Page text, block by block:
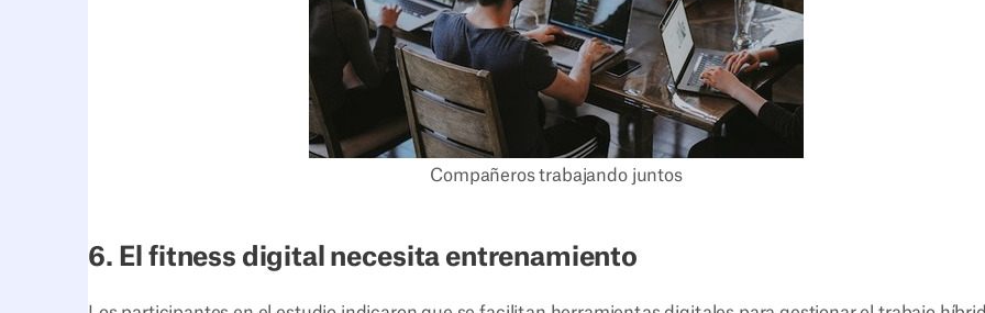
Compañeros trabajando juntos
6. El fitness digital necesita entrenamiento